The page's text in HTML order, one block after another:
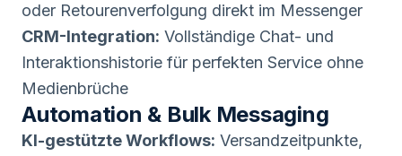
oder Retourenverfolgung direkt im Messenger
CRM-Integration: Vollständige Chat- und
Interaktionshistorie für perfekten Service ohne
Medienbrüche
Automation & Bulk Messaging
KI-gestützte Workflows: Versandzeitpunkte,